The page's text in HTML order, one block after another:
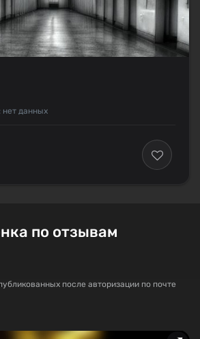
нет данных
по отзывам
после авторизации по почте